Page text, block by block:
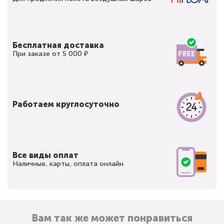
Бесплатная доставка
При заказе от 5 000 ₽
Работаем круглосуточно
Все виды оплат
Наличные, карты, оплата онлайн
Вам так же может понравиться